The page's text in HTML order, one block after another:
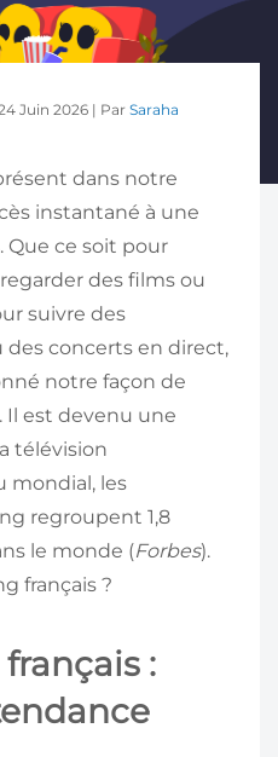
Juin 2026 | ParSaraha
dans notre
instantané à une
ce soit pour
des films ou
suivre des
concerts en direct,
notre façon de
Il est devenu une
télévision
mondial, les
regroupent 1,8
le monde (Forbes).
français ?
: